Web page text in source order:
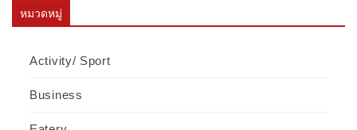
หมวดหมู่
Activity/ Sport
Business